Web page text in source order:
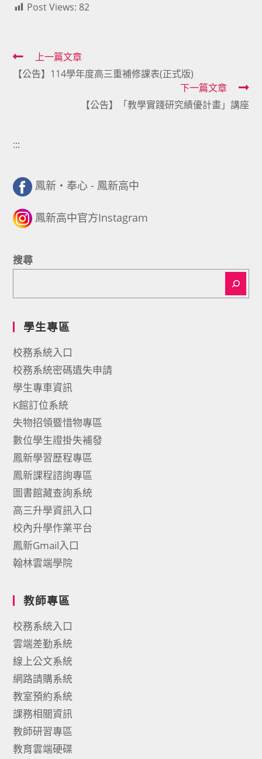
Post Views: 82
Read
more
上一篇文章
【公告】114學年度高三重補修課表(正式版)
下一篇文章
【公告】「教學實踐研究績優計畫」講座
:::
鳳新・奉心 - 鳳新高中
鳳新高中官方Instagram
搜尋
學生專區
校務系統入口
校務系統密碼遺失申請
學生專車資訊
K館訂位系統
失物招領暨惜物專區
數位學生證掛失補發
鳳新學習歷程專區
鳳新課程諮詢專區
圖書館藏查詢系統
高三升學資訊入口
校內升學作業平台
鳳新Gmail入口
翰林雲端學院
教師專區
校務系統入口
雲端差勤系統
線上公文系統
網路請購系統
教室預約系統
課務相關資訊
教師研習專區
教育雲端硬碟